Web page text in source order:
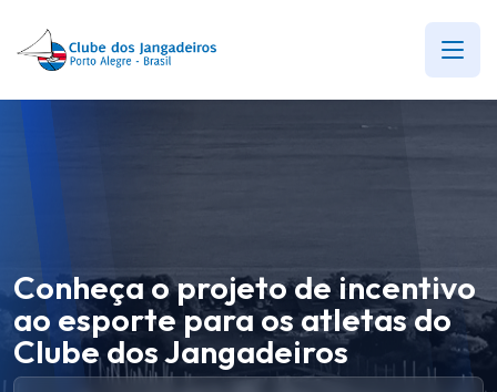
Conheça o projeto de incentivo
ao esporte para os atletas do
Clube dos Jangadeiros